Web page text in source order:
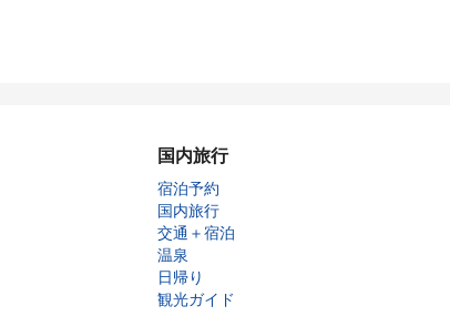
国内旅行
宿泊予約
国内旅行
交通＋宿泊
温泉
日帰り
観光ガイド